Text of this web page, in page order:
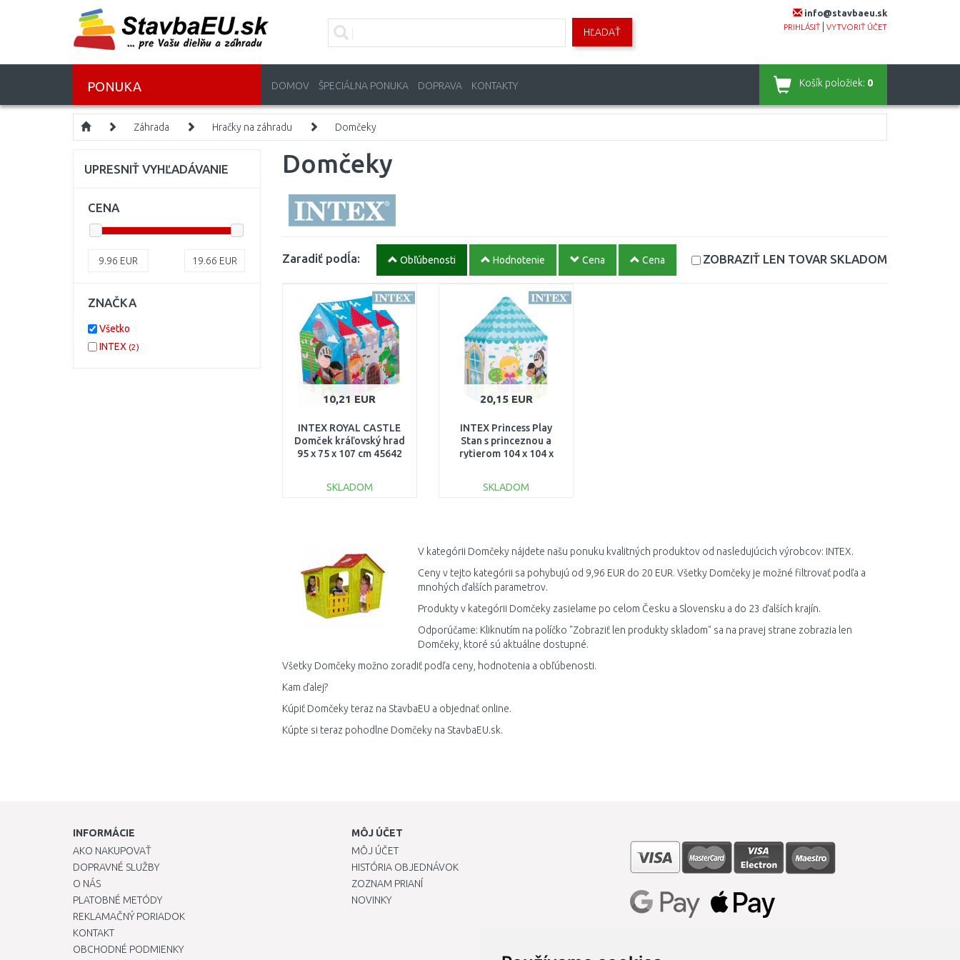
info@stavbaeu.sk
PRIHLÁSIŤ VYTVORIŤ ÚČET
HĽADAŤ
PONUKA DOMOV ŠPECIÁLNA PONUKA DOPRAVA KONTAKTY Košík položiek: 0
Záhrada Hračky na záhradu Domčeky
Domčeky
Zaradiť podĺa: Obľúbenosti Hodnotenie Cena Cena ZOBRAZIŤ LEN TOVAR SKLADOM
10,21 EUR
INTEX ROYAL CASTLE
Domček kráľovský hrad
95 x 75 x 107 cm 45642
SKLADOM
20,15 EUR
INTEX Princess Play
Stan s princeznou a
rytierom 104 x 104 x
SKLADOM
V kategórii Domčeky nájdete našu ponuku kvalitných produktov od nasledujúcich výrobcov: INTEX.
Ceny v tejto kategórii sa pohybujú od 9,96 EUR do 20 EUR. Všetky Domčeky je možné filtrovať podľa a
mnohých ďalších parametrov.
Produkty v kategórii Domčeky zasielame po celom Česku a Slovensku a do 23 ďalších krajín.
Odporúčame: Kliknutím na políčko "Zobraziť len produkty skladom" sa na pravej strane zobrazia len
Domčeky, ktoré sú aktuálne dostupné.
Všetky Domčeky možno zoradiť podľa ceny, hodnotenia a obľúbenosti.
Kam ďalej?
Kúpiť Domčeky teraz na StavbaEU a objednať online.
Kúpte si teraz pohodlne Domčeky na StavbaEU.sk.
UPRESNIŤ VYHĽADÁVANIE
CENA
9.96 EUR 19.66 EUR
ZNAČKA
Všetko
INTEX (2)
INFORMÁCIE
AKO NAKUPOVAŤ
DOPRAVNÉ SLUŽBY
O NÁS
PLATOBNÉ METÓDY
REKLAMAČNÝ PORIADOK
KONTAKT
OBCHODNÉ PODMIENKY
MÔJ ÚČET
MÔJ ÚČET
HISTÓRIA OBJEDNÁVOK
ZOZNAM PRIANÍ
NOVINKY